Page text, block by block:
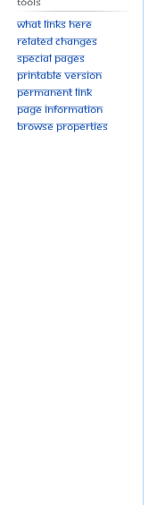
What links here
Related changes
Special pages
Printable version
Permanent link
Page information
Browse properties